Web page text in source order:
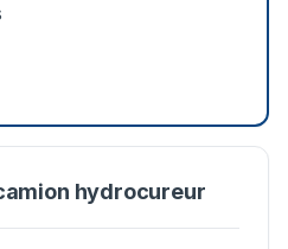
hydrocureur